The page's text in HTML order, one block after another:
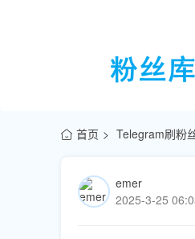
首页 Telegram刷粉
emer
2025-3-25